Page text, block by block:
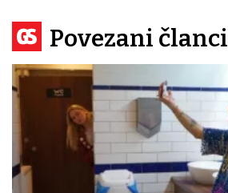
Povezani članci